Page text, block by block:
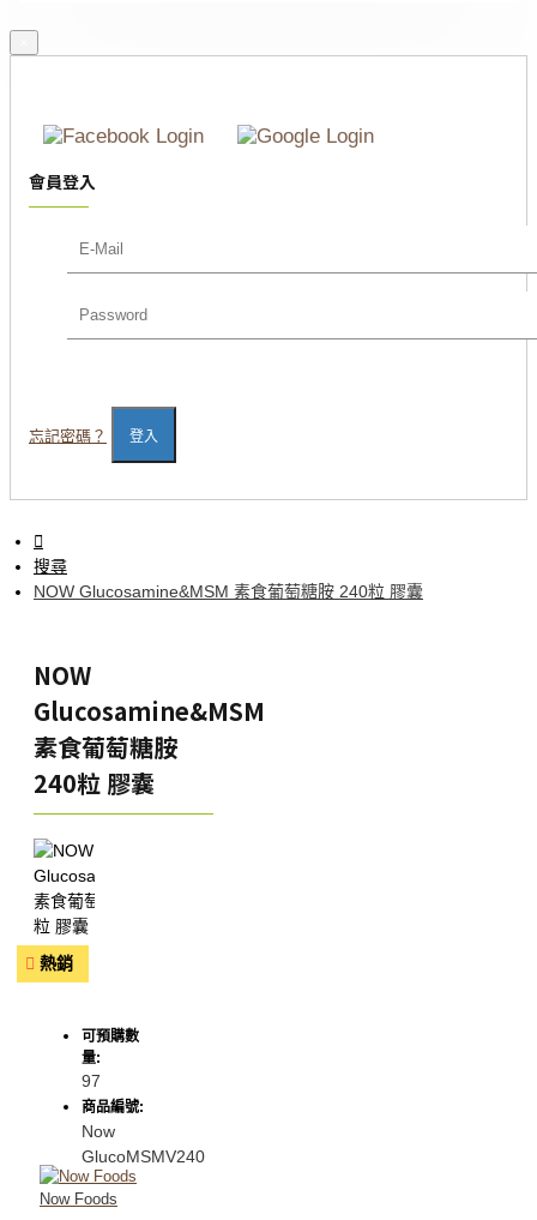
會員登入
忘記密碼？ 登入
搜尋
NOW Glucosamine&MSM 素食葡萄糖胺 240粒 膠囊
NOW
Glucosamine&MSM
素食葡萄糖胺
240粒 膠囊
熱銷
可預購數
量:
97
商品編號:
Now
GlucoMSMV240
Now Foods